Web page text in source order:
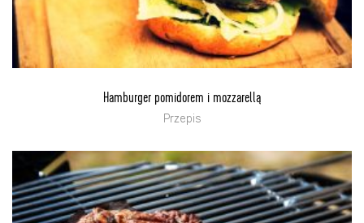
Hamburger pomidorem i mozzarellą
Przepis